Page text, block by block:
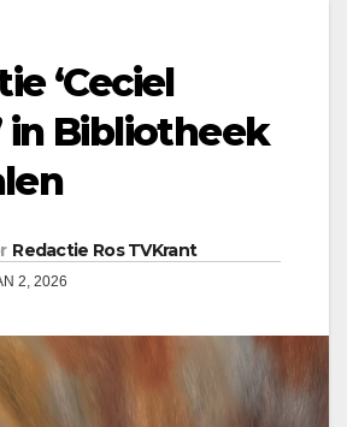
‘Ceciel
in Bibliotheek
Redactie Ros TVKrant
2, 2026